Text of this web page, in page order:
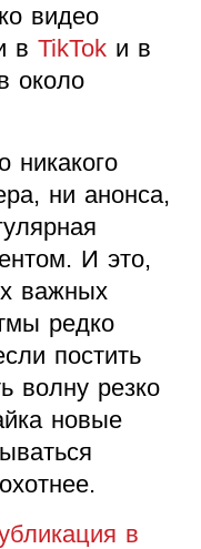
видео
в TikTok и в
около
никакого
ни анонса,
И это,
важных
редко
постить
волну резко
новые
в